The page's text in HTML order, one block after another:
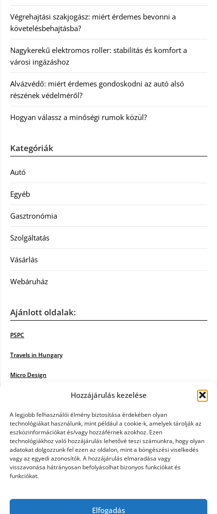
Hozzájárulás kezelése
A legjobb felhasználói élmény biztosítása érdekében olyan
technológiákat használunk, mint például a cookie-k, amelyek tárolják az
eszközinformációkat és/vagy hozzáférnek azokhoz. Ezen
technológiákhoz való hozzájárulás lehetővé teszi számunkra, hogy olyan
adatokat dolgozzunk fel ezen az oldalon, mint a böngészési viselkedés
vagy az egyedi azonosítók. A hozzájárulás elmaradása vagy
visszavonása hátrányosan befolyásolhat bizonyos funkciókat és
funkciókat.
Elfogadás
Végrehajtási szakjogász: miért érdemes bevonni a
követelésbehajtásba?
Nagykerekű elektromos roller: stabilitás és komfort a
városi ingázáshoz
Alvázvédő: miért érdemes gondoskodni az autó alsó
részének védelméről?
Hogyan válassz a minőségi rumok közül?
Kategóriák
Autó
Egyéb
Gasztronómia
Szolgáltatás
Vásárlás
Webáruház
Ajánlott oldalak:
PSPC
Travels in Hungary
Micro Design
Poiwiki
Öntözőrendszer
Jazz Steps
Unicorn Multipro